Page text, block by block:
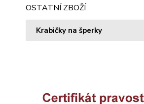
OSTATNÍ ZBOŽÍ
Krabičky na šperky